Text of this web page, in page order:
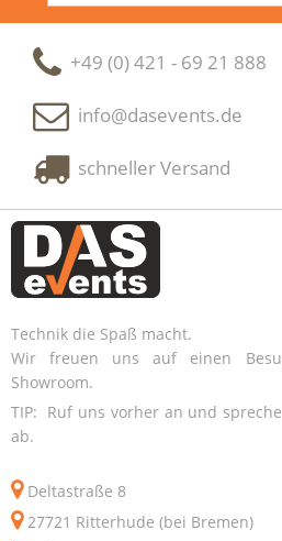
+49 (0) 421 - 69 21 888
info@dasevents.de
schneller Versand
Technik die Spaß macht.
Wir freuen uns auf einen
Showroom.
TIP: Ruf uns vorher an und
ab.
Deltastraße 8
27721 Ritterhude (bei Bremen)